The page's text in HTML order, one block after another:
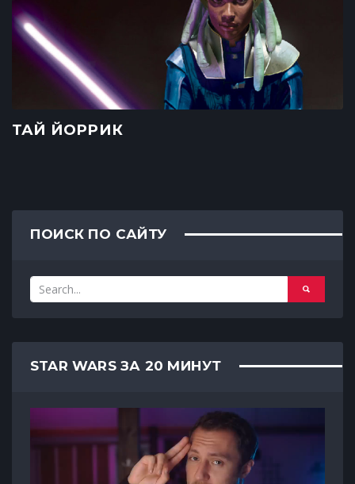
ТАЙ ЙОРРИК
ПОИСК ПО САЙТУ
STAR WARS ЗА 20 МИНУТ